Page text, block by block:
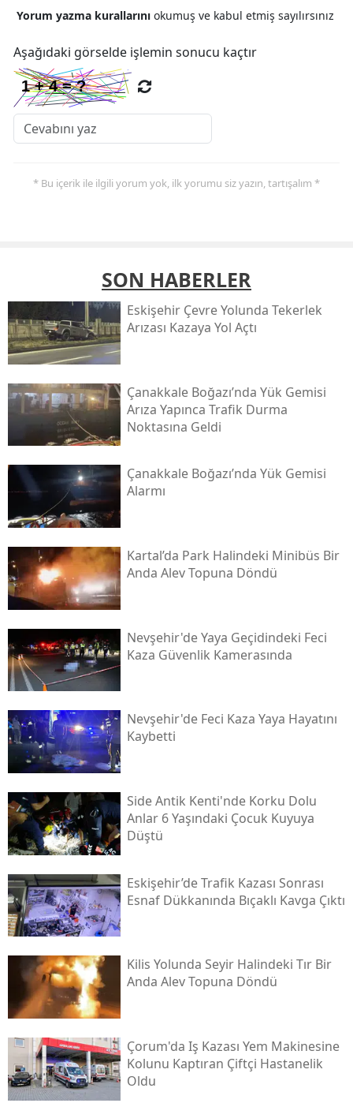
Yorum yazma kurallarını okumuş ve kabul etmiş sayılırsınız
Aşağıdaki görselde işlemin sonucu kaçtır
* Bu içerik ile ilgili yorum yok, ilk yorumu siz yazın, tartışalım *
SON HABERLER
Eskişehir Çevre Yolunda Tekerlek
Arızası Kazaya Yol Açtı
Çanakkale Boğazı’nda Yük Gemisi
Arıza Yapınca Trafik Durma
Noktasına Geldi
Çanakkale Boğazı’nda Yük Gemisi
Alarmı
Kartal’da Park Halindeki Minibüs Bir
Anda Alev Topuna Döndü
Nevşehir'de Yaya Geçidindeki Feci
Kaza Güvenlik Kamerasında
Nevşehir'de Feci Kaza Yaya Hayatını
Kaybetti
Side Antik Kenti'nde Korku Dolu
Anlar 6 Yaşındaki Çocuk Kuyuya
Düştü
Eskişehir’de Trafik Kazası Sonrası
Esnaf Dükkanında Bıçaklı Kavga Çıktı
Kilis Yolunda Seyir Halindeki Tır Bir
Anda Alev Topuna Döndü
Çorum'da Iş Kazası Yem Makinesine
Kolunu Kaptıran Çiftçi Hastanelik
Oldu